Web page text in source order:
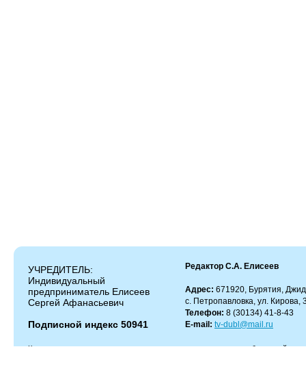
УЧРЕДИТЕЛЬ:
Индивидуальный
предприниматель Елисеев
Сергей Афанасьевич
Подписной индекс 50941
Редактор С.А. Елисеев
Адрес: 671920, Бурятия,
с. Петропавловка, ул. Кирова,
Телефон: 8 (30134) 41-8-43
E-mail: tv-dubl@mail.ru
Копирование и цитирование материалов разрешено только с работающей